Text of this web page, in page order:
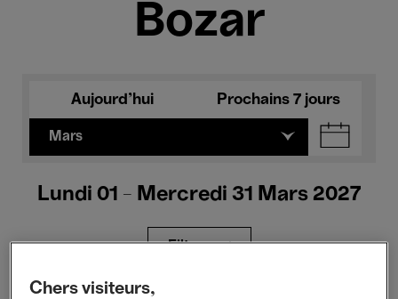
Bozar
Aujourd'hui Prochains 7 jours
Mars
Lundi 01 - Mercredi 31 Mars 2027
Filtres
Chers visiteurs,